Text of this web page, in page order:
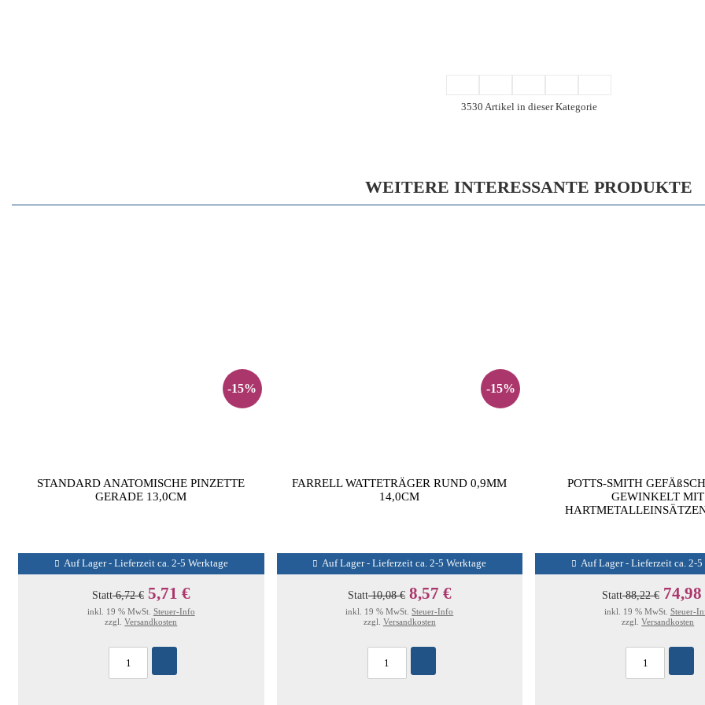
3530 Artikel in dieser Kategorie
WEITERE INTERESSANTE PRODUKTE
-15%
STANDARD ANATOMISCHE PINZETTE
GERADE 13,0CM
Auf Lager - Lieferzeit ca. 2-5 Werktage
Statt6,72 € 5,71 €
inkl. 19 % MwSt. Steuer-Info
zzgl.Versandkosten
-15%
FARRELL WATTETRÄGER RUND 0,9MM
14,0CM
Auf Lager - Lieferzeit ca. 2-5 Werktage
Statt10,08 € 8,57 €
inkl. 19 % MwSt.Steuer-Info
zzgl. Versandkosten
POTTS-SMITH
GEWINKELT MIT
Auf Lager - Lieferzeit ca. 2-5
Statt88,22 € 74,98
inkl. 19 % MwSt. Steuer-
zzgl.Versandkosten